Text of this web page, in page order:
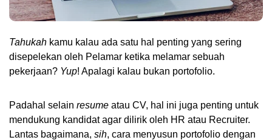
Tahukah kamu kalau ada satu hal penting yang sering
disepelekan oleh Pelamar ketika melamar sebuah
pekerjaan? Yup! Apalagi kalau bukan portofolio.
Padahal selain resume atau CV, hal ini juga penting untuk
mendukung kandidat agar dilirik oleh HR atau Recruiter.
Lantas bagaimana, sih, cara menyusun portofolio dengan